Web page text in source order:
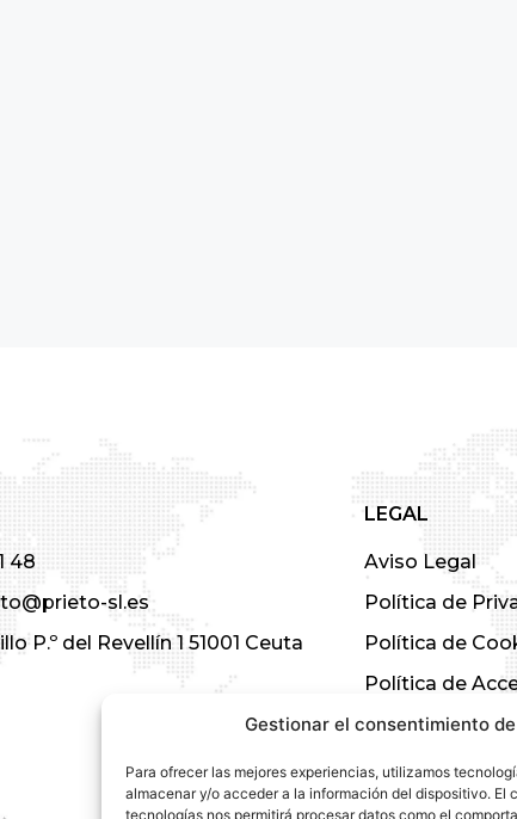
Gestionar el consentimiento
Para ofrecer las mejores experiencias, utilizamos
almacenar y/o acceder a la información del dispositivo. El
tecnologías nos permitirá procesar datos como el
48
sl.es
P.º del Revellín 1 51001 Ceuta
LEGAL
Aviso Legal
Política de
Política de
Política de